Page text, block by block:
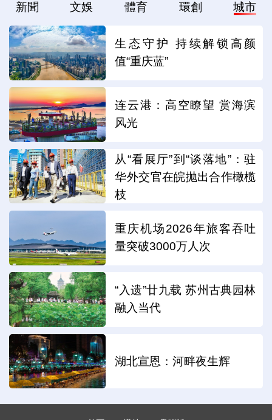
新聞 文娛 體育 環創 城市
生态守护 持续解锁高颜
值“重庆蓝”
连云港：高空瞭望 赏海滨
风光
从“看展厅”到“谈落地”：驻
华外交官在皖抛出合作橄榄
枝
重庆机场2026年旅客吞吐
量突破3000万人次
“入遗”廿九载 苏州古典园林
融入当代
湖北宣恩：河畔夜生辉